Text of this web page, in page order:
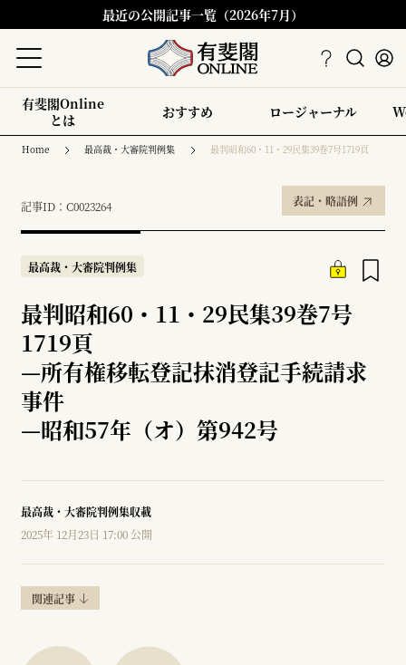
最近の公開記事一覧（2026年7月）
有斐閣Online
とは
おすすめ ロージャーナル
Home 最高裁・大審院判例集 最判昭和60・11・29民集39巻7号1719頁
記事ID：C0023264 表記・略語例
最高裁・大審院判例集
最判昭和60・11・29民集39巻7号
1719頁
—所有権移転登記抹消登記手続請求
事件
—昭和57年（オ）第942号
最高裁・大審院判例集収載
2025年 12月23日 17:00 公開
関連記事